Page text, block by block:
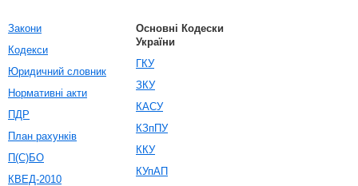
Закони
Кодекси
Юридичний словник
Нормативні акти
ПДР
План рахунків
П(С)БО
КВЕД-2010
Основні Кодески
України
ГКУ
ЗКУ
КАСУ
КЗпПУ
ККУ
КУпАП